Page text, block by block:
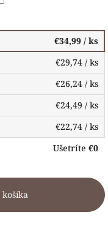
€34,99 / ks
€29,74 / ks
€26,24 / ks
€24,49 / ks
€22,74 / ks
Ušetríte €0
košíka